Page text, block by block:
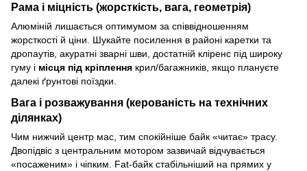
Рама і міцність (жорсткість, вага, геометрія)
Алюміній лишається оптимумом за співвідношенням
жорсткості й ціни. Шукайте посилення в районі каретки та
дропаутів, акуратні зварні шви, достатній кліренс під широку
гуму і місця під кріплення крил/багажників, якщо плануєте
далекі ґрунтові поїздки.
Вага і розважування (керованість на технічних
ділянках)
Чим нижчий центр мас, тим спокійніше байк «читає» трасу.
Двопідвіс з центральним мотором зазвичай відчувається
«посаженим» і чіпким. Fat-байк стабільніший на прямих у